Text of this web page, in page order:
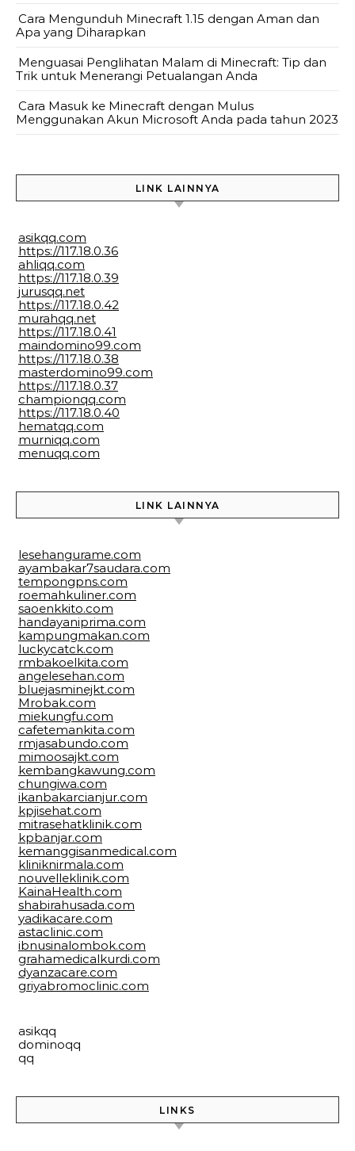
Cara Mengunduh Minecraft 1.15 dengan Aman dan
Apa yang Diharapkan
Menguasai Penglihatan Malam di Minecraft: Tip dan
Trik untuk Menerangi Petualangan Anda
Cara Masuk ke Minecraft dengan Mulus
Menggunakan Akun Microsoft Anda pada tahun 2023
LINK LAINNYA
asikqq.com
https://117.18.0.36
ahliqq.com
https://117.18.0.39
jurusqq.net
https://117.18.0.42
murahqq.net
https://117.18.0.41
maindomino99.com
https://117.18.0.38
masterdomino99.com
https://117.18.0.37
championqq.com
https://117.18.0.40
hematqq.com
murniqq.com
menuqq.com
LINK LAINNYA
lesehangurame.com
ayambakar7saudara.com
tempongpns.com
roemahkuliner.com
saoenkkito.com
handayaniprima.com
kampungmakan.com
luckycatck.com
rmbakoelkita.com
angelesehan.com
bluejasminejkt.com
Mrobak.com
miekungfu.com
cafetemankita.com
rmjasabundo.com
mimoosajkt.com
kembangkawung.com
chungiwa.com
ikanbakarcianjur.com
kpjisehat.com
mitrasehatklinik.com
kpbanjar.com
kemanggisanmedical.com
kliniknirmala.com
nouvelleklinik.com
KainaHealth.com
shabirahusada.com
yadikacare.com
astaclinic.com
ibnusinalombok.com
grahamedicalkurdi.com
dyanzacare.com
griyabromoclinic.com
asikqq
dominoqq
qq
LINKS